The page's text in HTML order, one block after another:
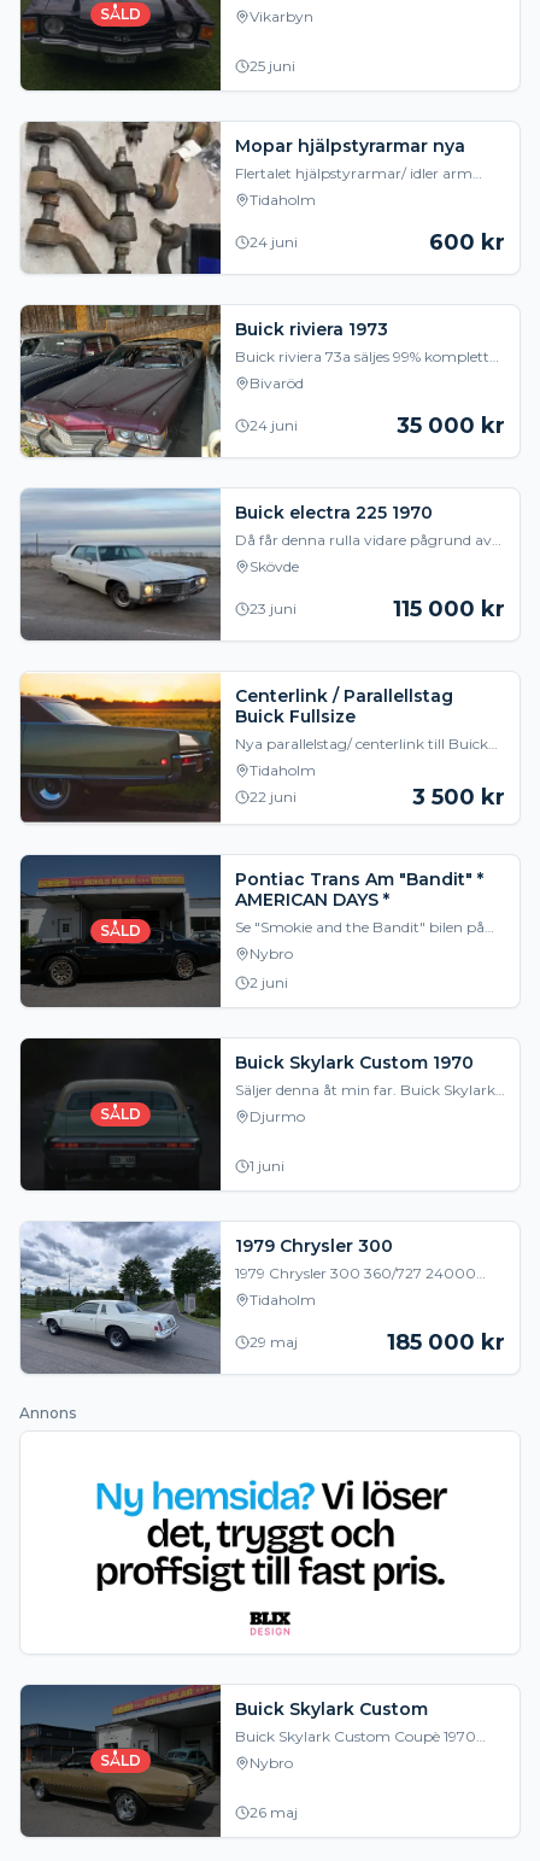
SÅLD
Passenger 350/350 Dragkrok
Takkorg,Vinge Elbakruta Centrallås
Vikarbyn
25 juni
Mopar hjälpstyrarmar nya
Flertalet hjälpstyrarmar/ idler arm
säljes till mopar 60-70 tal. 600kr st.
Finns i Tidaholm
Tidaholm
24 juni 600 kr
Buick riviera 1973
Buick riviera 73a säljes 99% komplett
bil Kräver mycket jobb Svenska
papper
Bivaröd
24 juni 35 000 kr
Buick electra 225 1970
Då får denna rulla vidare pågrund av
ändrad livssituation. Startar lätt och
går fint. Finns lite lacksläpp här och
där.
Skövde
23 juni 115 000 kr
Centerlink / Parallellstag
Buick Fullsize
Nya parallelstag/ centerlink till Buick
fullsize 64-70 säljes ! Pris från 3500:-
Ring för info ! 070 4954728.
Tidaholm
22 juni
3 500 kr
SÅLD
Pontiac Trans Am "Bandit" *
AMERICAN DAYS *
Se "Smokie and the Bandit" bilen på
American Days Öland i helgen!
Pontiac Trans Am 1978 årsmodell med
T/A 6.6 liter stor
Nybro
2 juni
SÅLD
Buick Skylark Custom 1970
Säljer denna åt min far. Buick Skylark
Custom 1970 Motor Buick 350 Th350
låda 14000mil 7st ägare varav min far
Djurmo
1 juni
1979 Chrysler 300
1979 Chrysler 300 360/727 24000
Miles ca 4000mil. Går som ny, trevlig
åkbil med cruisecontrol Absolut sista
”muskelbile
Tidaholm
29 maj 185 000 kr
Annons
SÅLD
Buick Skylark Custom
Buick Skylark Custom Coupè 1970
årsmodell som enligt bilens "Build
Sheet" rullade av bandet i Fremont
Nybro
26 maj